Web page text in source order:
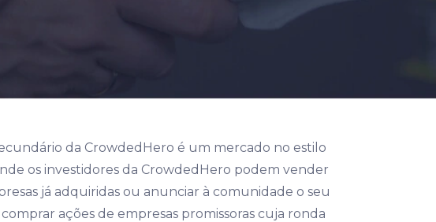
da CrowdedHero é um mercado no estilo
os investidores da CrowdedHero podem vender
já adquiridas ou anunciar à comunidade o seu
ações de empresas promissoras cuja ronda